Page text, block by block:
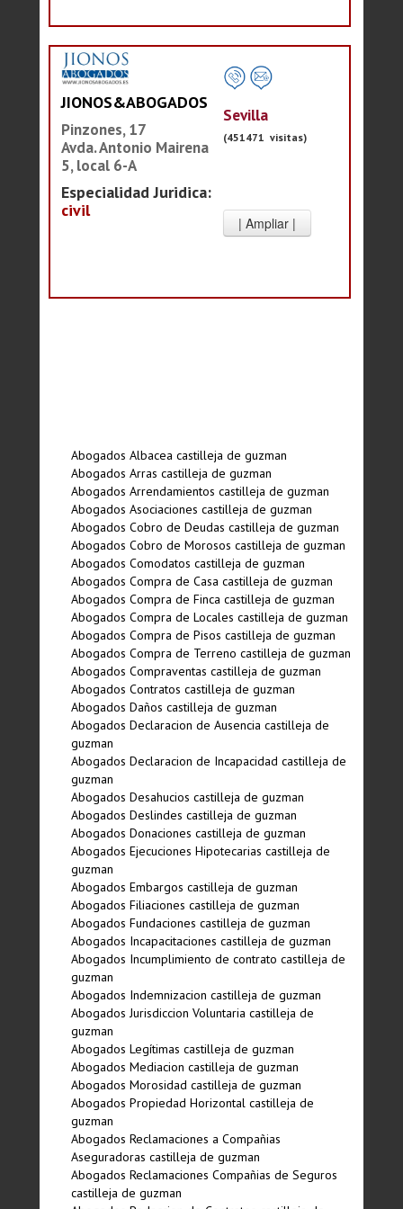
JIONOS&ABOGADOS
Pinzones, 17
Avda. Antonio Mairena
5, local 6-A
Especialidad Juridica:
civil
Sevilla
(451471 visitas)
Abogados Albacea castilleja de guzman
Abogados Arras castilleja de guzman
Abogados Arrendamientos castilleja de guzman
Abogados Asociaciones castilleja de guzman
Abogados Cobro de Deudas castilleja de guzman
Abogados Cobro de Morosos castilleja de guzman
Abogados Comodatos castilleja de guzman
Abogados Compra de Casa castilleja de guzman
Abogados Compra de Finca castilleja de guzman
Abogados Compra de Locales castilleja de guzman
Abogados Compra de Pisos castilleja de guzman
Abogados Compra de Terreno castilleja de guzman
Abogados Compraventas castilleja de guzman
Abogados Contratos castilleja de guzman
Abogados Daños castilleja de guzman
Abogados Declaracion de Ausencia castilleja de
guzman
Abogados Declaracion de Incapacidad castilleja de
guzman
Abogados Desahucios castilleja de guzman
Abogados Deslindes castilleja de guzman
Abogados Donaciones castilleja de guzman
Abogados Ejecuciones Hipotecarias castilleja de
guzman
Abogados Embargos castilleja de guzman
Abogados Filiaciones castilleja de guzman
Abogados Fundaciones castilleja de guzman
Abogados Incapacitaciones castilleja de guzman
Abogados Incumplimiento de contrato castilleja de
guzman
Abogados Indemnizacion castilleja de guzman
Abogados Jurisdiccion Voluntaria castilleja de
guzman
Abogados Legí­timas castilleja de guzman
Abogados Mediacion castilleja de guzman
Abogados Morosidad castilleja de guzman
Abogados Propiedad Horizontal castilleja de
guzman
Abogados Reclamaciones a Compañias
Aseguradoras castilleja de guzman
Abogados Reclamaciones Compañias de Seguros
castilleja de guzman